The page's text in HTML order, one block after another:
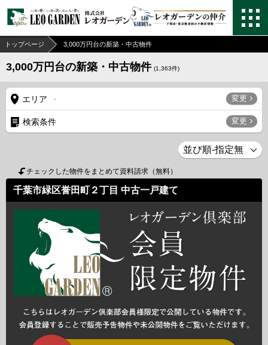
トップページ 3,000万円台の新築・中古物件
3,000万円台の新築・中古物件 (1,363件)
エリア - 変更
検索条件 変更
チェックした物件をまとめて資料請求（無料）
千葉市緑区誉田町２丁目 中古一戸建て